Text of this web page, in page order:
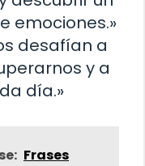
emociones.»
desafían a
y a
día.»
Frases